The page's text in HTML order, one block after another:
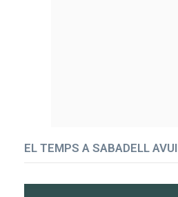
EL TEMPS A SABADELL AVUI